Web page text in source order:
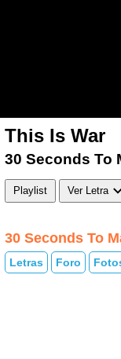
This Is War
30 Seconds To
Playlist Ver Letra
30 Seconds To
Letras Foro